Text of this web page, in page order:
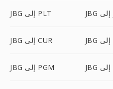
JBG إلى PLT
JBG إلى CUR
JBG إلى PGM